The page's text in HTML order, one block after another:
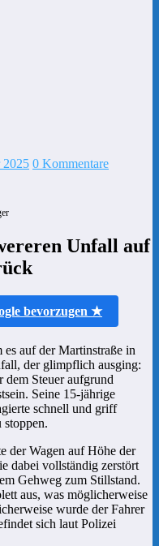
2025 0 Kommentare
Unfall auf
bevorzugen ★
auf der Martinstraße in
der glimpflich ausging:
Steuer aufgrund
Seine 15-jährige
schnell und griff
stoppen.
der Wagen auf Höhe der
dabei vollständig zerstört
Gehweg zum Stillstand.
aus, was möglicherweise
wurde der Fahrer
sich laut Polizei